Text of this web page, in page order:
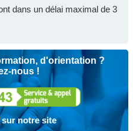
dans un délai maximal de 3
d'orientation ?
nous !
sur notre site